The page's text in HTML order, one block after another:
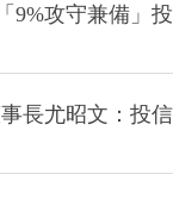
9%攻守兼備」投
長尤昭文：投信